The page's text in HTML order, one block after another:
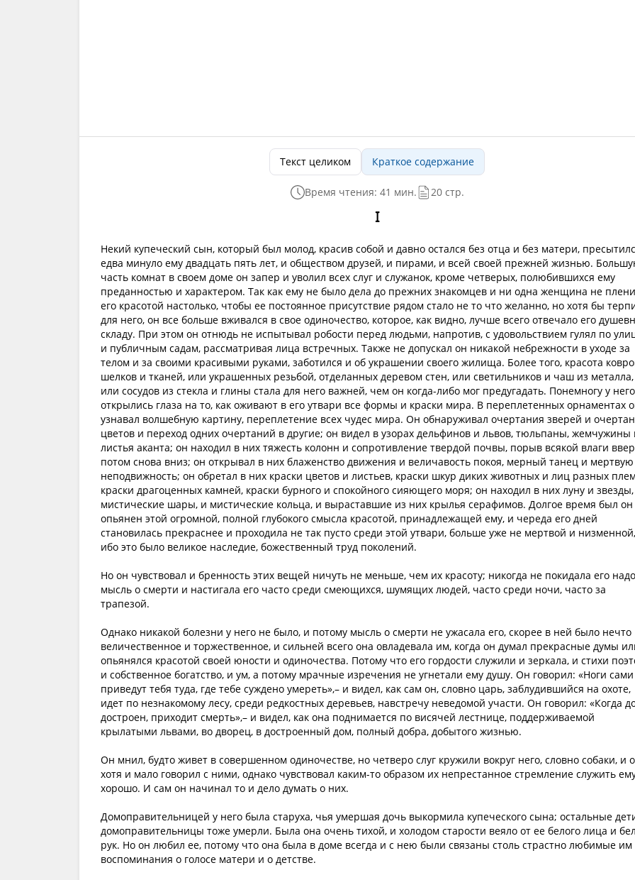
Текст целиком Краткое содержание
Время чтения: 41 мин. 20 стр.
I
Некий купеческий сын, который был молод, красив собой и давно остался без отца и без матери,
едва минуло ему двадцать пять лет, и обществом друзей, и пирами, и всей своей прежней жизнью.
часть комнат в своем доме он запер и уволил всех слуг и служанок, кроме четверых, полюбившихся ему
преданностью и характером. Так как ему не было дела до прежних знакомцев и ни одна женщина не
его красотой настолько, чтобы ее постоянное присутствие рядом стало не то что желанно, но хотя бы
для него, он все больше вживался в свое одиночество, которое, как видно, лучше всего отвечало его
складу. При этом он отнюдь не испытывал робости перед людьми, напротив, с удовольствием гулял по
и публичным садам, рассматривая лица встречных. Также не допускал он никакой небрежности в уходе за
телом и за своими красивыми руками, заботился и об украшении своего жилища. Более того, красота
шелков и тканей, или украшенных резьбой, отделанных деревом стен, или светильников и чаш из металла,
или сосудов из стекла и глины стала для него важней, чем он когда-либо мог предугадать. Понемногу у него
открылись глаза на то, как оживают в его утвари все формы и краски мира. В переплетенных орнаментах
узнавал волшебную картину, переплетение всех чудес мира. Он обнаруживал очертания зверей и
цветов и переход одних очертаний в другие; он видел в узорах дельфинов и львов, тюльпаны, жемчужины
листья аканта; он находил в них тяжесть колонн и сопротивление твердой почвы, порыв всякой влаги
потом снова вниз; он открывал в них блаженство движения и величавость покоя, мерный танец и мертвую
неподвижность; он обретал в них краски цветов и листьев, краски шкур диких животных и лиц разных
краски драгоценных камней, краски бурного и спокойного сияющего моря; он находил в них луну и
мистические шары, и мистические кольца, и выраставшие из них крылья серафимов. Долгое время был он
опьянен этой огромной, полной глубокого смысла красотой, принадлежащей ему, и череда его дней
становилась прекраснее и проходила не так пусто среди этой утвари, больше уже не мертвой и низменной,
ибо это было великое наследие, божественный труд поколений.
Но он чувствовал и бренность этих вещей ничуть не меньше, чем их красоту; никогда не покидала его
мысль о смерти и настигала его часто среди смеющихся, шумящих людей, часто среди ночи, часто за
трапезой.
Однако никакой болезни у него не было, и потому мысль о смерти не ужасала его, скорее в ней было нечто
величественное и торжественное, и сильней всего она овладевала им, когда он думал прекрасные думы
опьянялся красотой своей юности и одиночества. Потому что его гордости служили и зеркала, и стихи
и собственное богатство, и ум, а потому мрачные изречения не угнетали ему душу. Он говорил: «Ноги сами
приведут тебя туда, где тебе суждено умереть»,– и видел, как сам он, словно царь, заблудившийся на охоте,
идет по незнакомому лесу, среди редкостных деревьев, навстречу неведомой участи. Он говорил: «Когда
достроен, приходит смерть»,– и видел, как она поднимается по висячей лестнице, поддерживаемой
крылатыми львами, во дворец, в достроенный дом, полный добра, добытого жизнью.
Он мнил, будто живет в совершенном одиночестве, но четверо слуг кружили вокруг него, словно собаки, и
хотя и мало говорил с ними, однако чувствовал каким-то образом их непрестанное стремление служить
хорошо. И сам он начинал то и дело думать о них.
Домоправительницей у него была старуха, чья умершая дочь выкормила купеческого сына; остальные
домоправительницы тоже умерли. Была она очень тихой, и холодом старости веяло от ее белого лица и
рук. Но он любил ее, потому что она была в доме всегда и с нею были связаны столь страстно любимые им
воспоминания о голосе матери и о детстве.